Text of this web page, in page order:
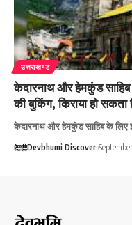
उत्तराखण्ड
केदारनाथ और हेमकुंड
की बुकिंग, किराया हो सकता
केदारनाथ और हेमकुंड साहिब के लिए
Devbhumi Discover